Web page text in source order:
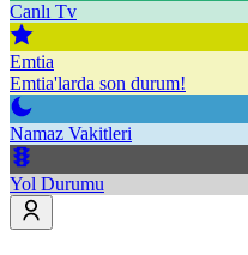
Canlı Tv
Emtia
Emtia'larda son durum!
Namaz Vakitleri
Yol Durumu